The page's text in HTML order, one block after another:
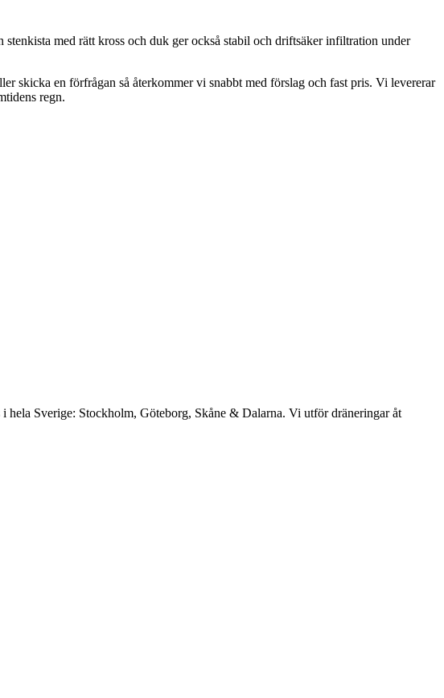
med rätt kross och duk ger också stabil och driftsäker infiltration under
skicka en förfrågan så återkommer vi snabbt med förslag och fast pris. Vi levererar
regn.
Sverige: Stockholm, Göteborg, Skåne & Dalarna. Vi utför dräneringar åt